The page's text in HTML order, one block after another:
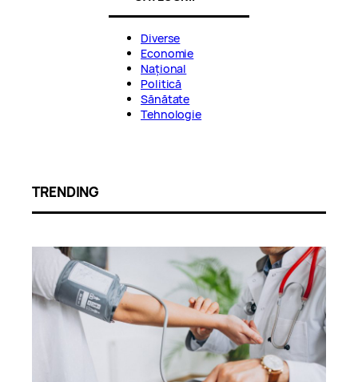
Diverse
Economie
Național
Politică
Sănătate
Tehnologie
TRENDING